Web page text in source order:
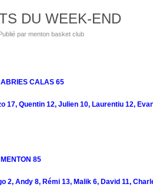
DU WEEK-END
par menton basket club
CALAS 65
17, Quentin 12, Julien 10, Laurentiu 12,
85
2, Andy 8, Rémi 13, Malik 6, David 11,